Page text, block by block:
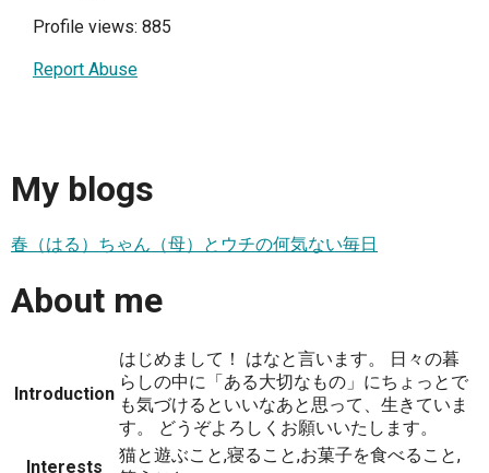
Profile views: 885
Report Abuse
My blogs
春（はる）ちゃん（母）とウチの何気ない毎日
About me
Introduction
はじめまして！ はなと言います。 日々の暮
らしの中に「ある大切なもの」にちょっとで
も気づけるといいなあと思って、生きていま
す。 どうぞよろしくお願いいたします。
Interests
猫と遊ぶこと,寝ること,お菓子を食べること,